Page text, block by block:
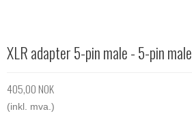
XLR adapter 5-pin male - 5-pin male
405,00 NOK
(inkl. mva.)